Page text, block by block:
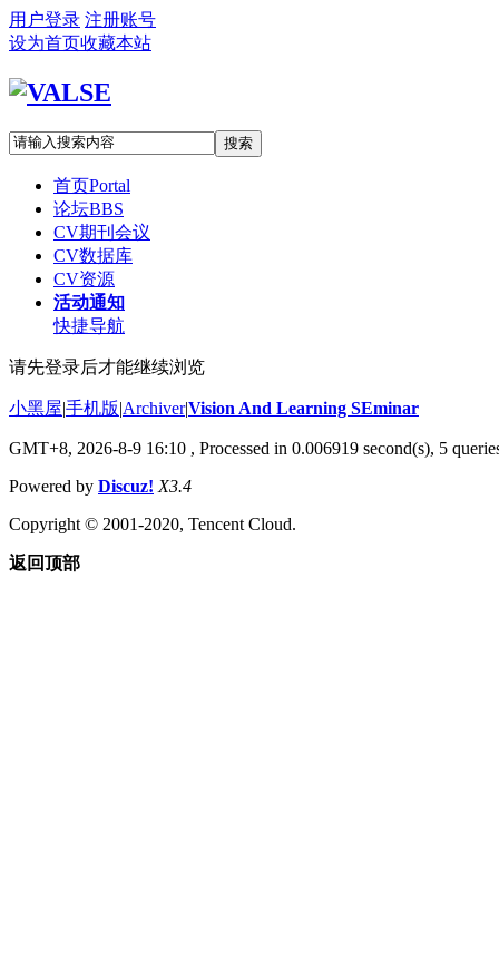
用户登录 注册账号
设为首页收藏本站
搜索
首页Portal
论坛BBS
CV期刊会议
CV数据库
CV资源
活动通知
快捷导航
请先登录后才能继续浏览
小黑屋|手机版|Archiver|Vision And Learning SEminar
GMT+8, 2026-8-9 16:10 , Processed in 0.006919 second(s), 5
Powered by Discuz! X3.4
Copyright © 2001-2020, Tencent Cloud.
返回顶部